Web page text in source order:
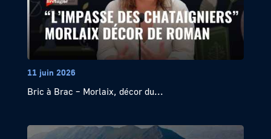
11 juin 2026
Bric à Brac – Morlaix, décor du...